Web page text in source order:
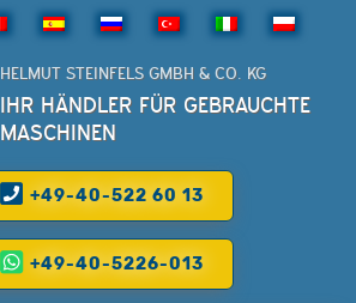
HELMUT STEINFELS GMBH & CO. KG
IHR HÄNDLER FÜR GEBRAUCHTE
MASCHINEN
+49-40-522 60 13
+49-40-5226-013